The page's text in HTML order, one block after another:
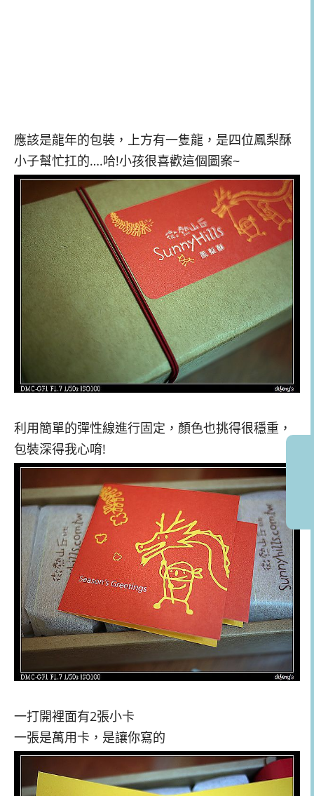
應該是龍年的包裝，上方有一隻龍，是四位鳳梨酥
小子幫忙扛的….哈!小孩很喜歡這個圖案~
利用簡單的彈性線進行固定，顏色也挑得很穩重，
包裝深得我心唷!
一打開裡面有2張小卡
一張是萬用卡，是讓你寫的